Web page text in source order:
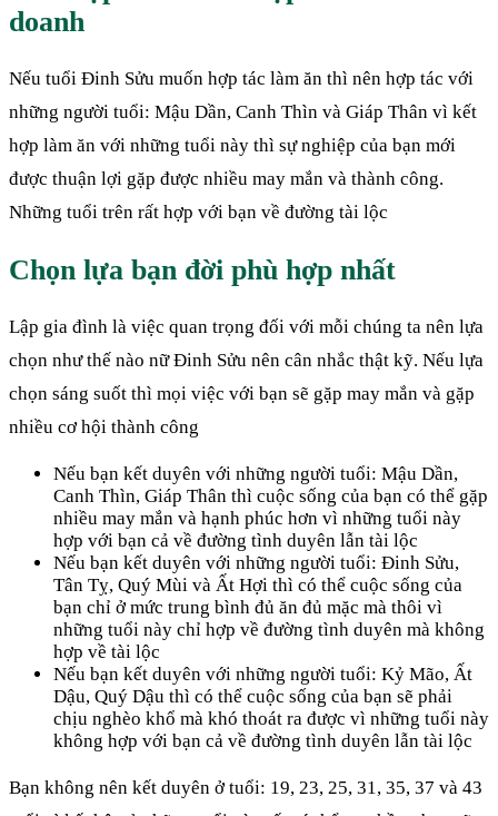
doanh
Nếu tuổi Đinh Sửu muốn hợp tác làm ăn thì nên hợp tác với
những người tuổi: Mậu Dần, Canh Thìn và Giáp Thân vì kết
hợp làm ăn với những tuổi này thì sự nghiệp của bạn mới
được thuận lợi gặp được nhiều may mắn và thành công.
Những tuổi trên rất hợp với bạn về đường tài lộc
Chọn lựa bạn đời phù hợp nhất
Lập gia đình là việc quan trọng đối với mỗi chúng ta nên lựa
chọn như thế nào nữ Đinh Sửu nên cân nhắc thật kỹ. Nếu lựa
chọn sáng suốt thì mọi việc với bạn sẽ gặp may mắn và gặp
nhiều cơ hội thành công
Nếu bạn kết duyên với những người tuổi: Mậu Dần,
Canh Thìn, Giáp Thân thì cuộc sống của bạn có thể gặp
nhiều may mắn và hạnh phúc hơn vì những tuổi này
hợp với bạn cả về đường tình duyên lẫn tài lộc
Nếu bạn kết duyên với những người tuổi: Đinh Sửu,
Tân Tỵ, Quý Mùi và Ất Hợi thì có thể cuộc sống của
bạn chỉ ở mức trung bình đủ ăn đủ mặc mà thôi vì
những tuổi này chỉ hợp về đường tình duyên mà không
hợp về tài lộc
Nếu bạn kết duyên với những người tuổi: Kỷ Mão, Ất
Dậu, Quý Dậu thì có thể cuộc sống của bạn sẽ phải
chịu nghèo khổ mà khó thoát ra được vì những tuổi này
không hợp với bạn cả về đường tình duyên lẫn tài lộc
Bạn không nên kết duyên ở tuổi: 19, 23, 25, 31, 35, 37 và 43